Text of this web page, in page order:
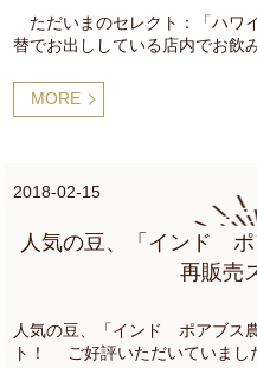
ただいまのセレクト：「ハ
替でお出ししている店内でお飲
MORE
2018-02-15
人気の豆、「インド
再販売
人気の豆、「インド ポアブ
ト！ ご好評いただいていま